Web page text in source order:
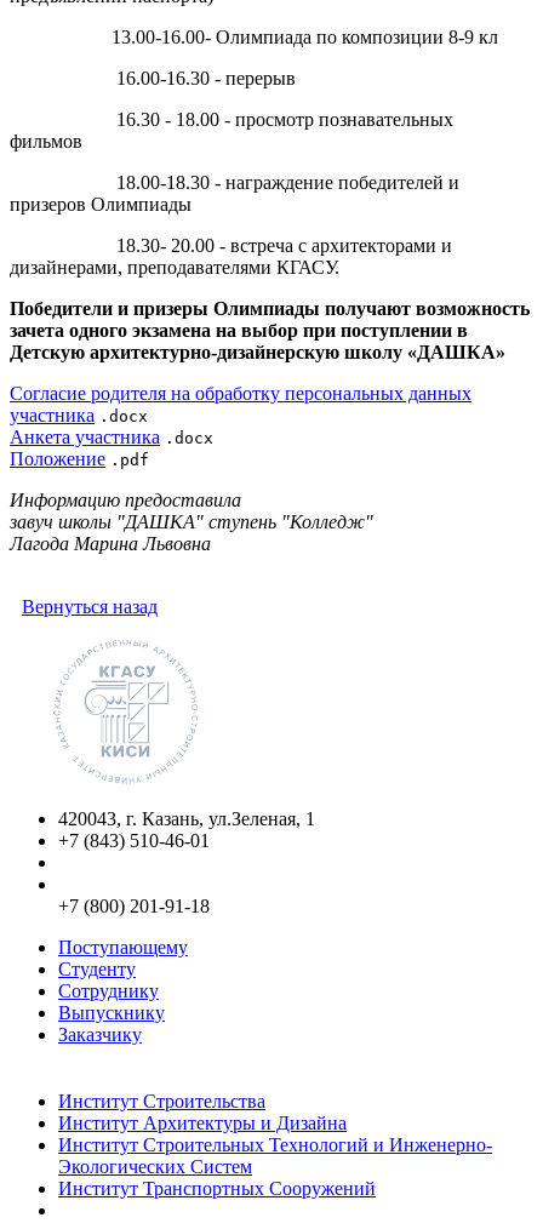
13.00-16.00- Олимпиада по композиции 8-9 кл
16.00-16.30 - перерыв
16.30 - 18.00 - просмотр познавательных
фильмов
18.00-18.30 - награждение победителей и
призеров Олимпиады
18.30- 20.00 - встреча с архитекторами и
дизайнерами, преподавателями КГАСУ.
Победители и призеры Олимпиады получают возможность
зачета одного экзамена на выбор при поступлении в
Детскую архитектурно-дизайнерскую школу «ДАШКА»
Cогласие родителя на обработку персональных данных
участника .docx
Анкета участника .docx
Положение .pdf
Информацию предоставила
завуч школы "ДАШКА" ступень "Колледж"
Лагода Марина Львовна
Вернуться назад
420043, г. Казань, ул.Зеленая, 1
+7 (843) 510-46-01
+7 (800) 201-91-18
Поступающему
Студенту
Сотруднику
Выпускнику
Заказчику
Институт Строительства
Институт Архитектуры и Дизайна
Институт Строительных Технологий и Инженерно-
Экологических Систем
Институт Транспортных Сооружений